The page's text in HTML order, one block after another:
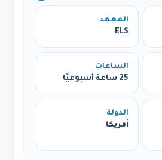
المعهد
ELS
الساعات
25 ساعة أسبوعيًا
الدولة
أمريكا